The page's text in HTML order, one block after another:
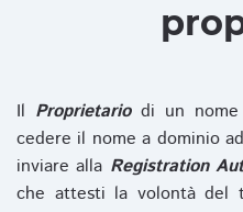
Il Proprietariodi un nome
cedere il nome a dominio
inviare alla Registration
che attesti la volontà del